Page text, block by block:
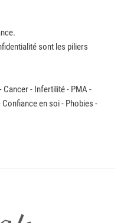
sont les piliers
Cancer - Infertilité - PMA -
en soi - Phobies -